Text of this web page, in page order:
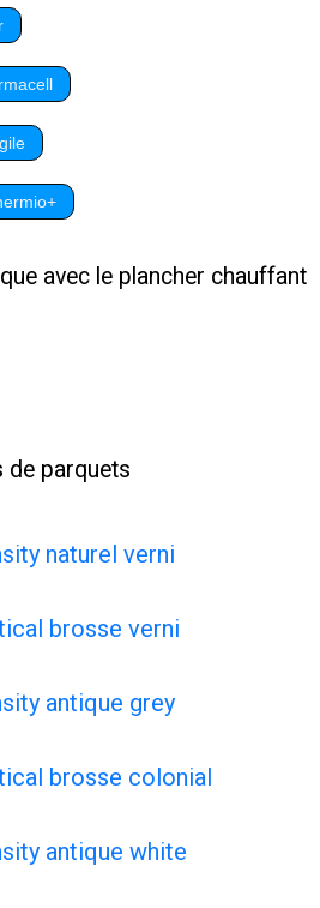
avec le plancher chauffant
de parquets
naturel verni
brosse verni
antique grey
brosse colonial
antique white